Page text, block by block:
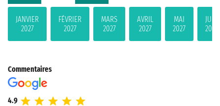
JANVIER
2027
FÉVRIER
2027
MARS
2027
AVRIL
2027
MAI
2027
JUIN
2027
Commentaires
4.9